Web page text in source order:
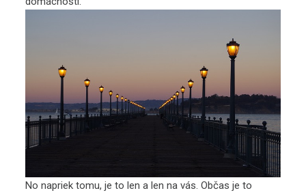
No napriek tomu, je to len a len na vás. Občas je to